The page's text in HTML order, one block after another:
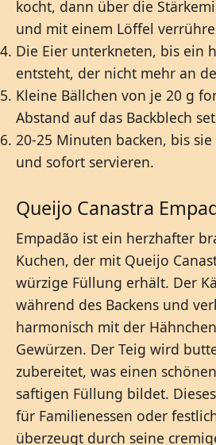
kocht, dann über die
und mit einem Löffel
Die Eier unterkneten, bis ein
entsteht, der nicht mehr an
Kleine Bällchen von je 20 g
Abstand auf das Backblech
20-25 Minuten backen, bis
und sofort servieren.
Queijo Canastra
Empadão ist ein herzhafter
Kuchen, der mit Queijo
würzige Füllung erhält. Der
während des Backens und
harmonisch mit der
Gewürzen. Der Teig wird
zubereitet, was einen
saftigen Füllung bildet.
für Familienessen oder
überzeugt durch seine